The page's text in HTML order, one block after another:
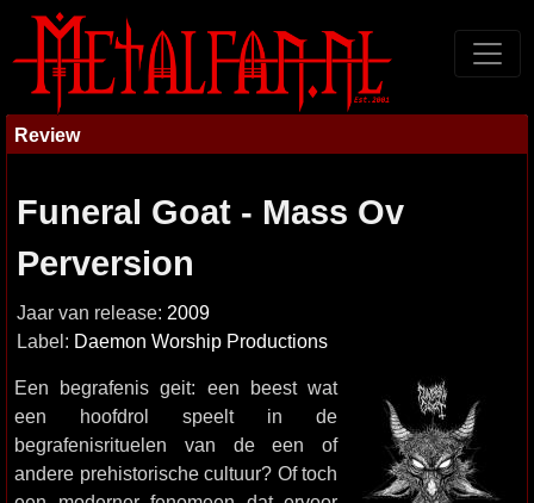
Review
Funeral Goat - Mass Ov
Perversion
Jaar van release: 2009
Label: Daemon Worship Productions
Een begrafenis geit: een beest wat
een hoofdrol speelt in de
begrafenisrituelen van de een of
andere prehistorische cultuur? Of toch